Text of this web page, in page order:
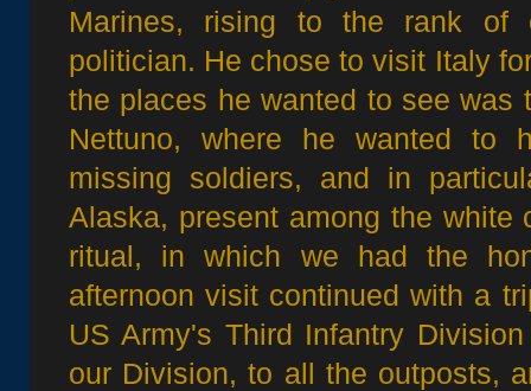
Marines, rising to the rank of
politician. He chose to visit Italy
the places he wanted to see was
Nettuno, where he wanted to
missing soldiers, and in
Alaska, present among the white
ritual, in which we had the
afternoon visit continued with a
US Army's Third Infantry
our Division, to all the outposts,